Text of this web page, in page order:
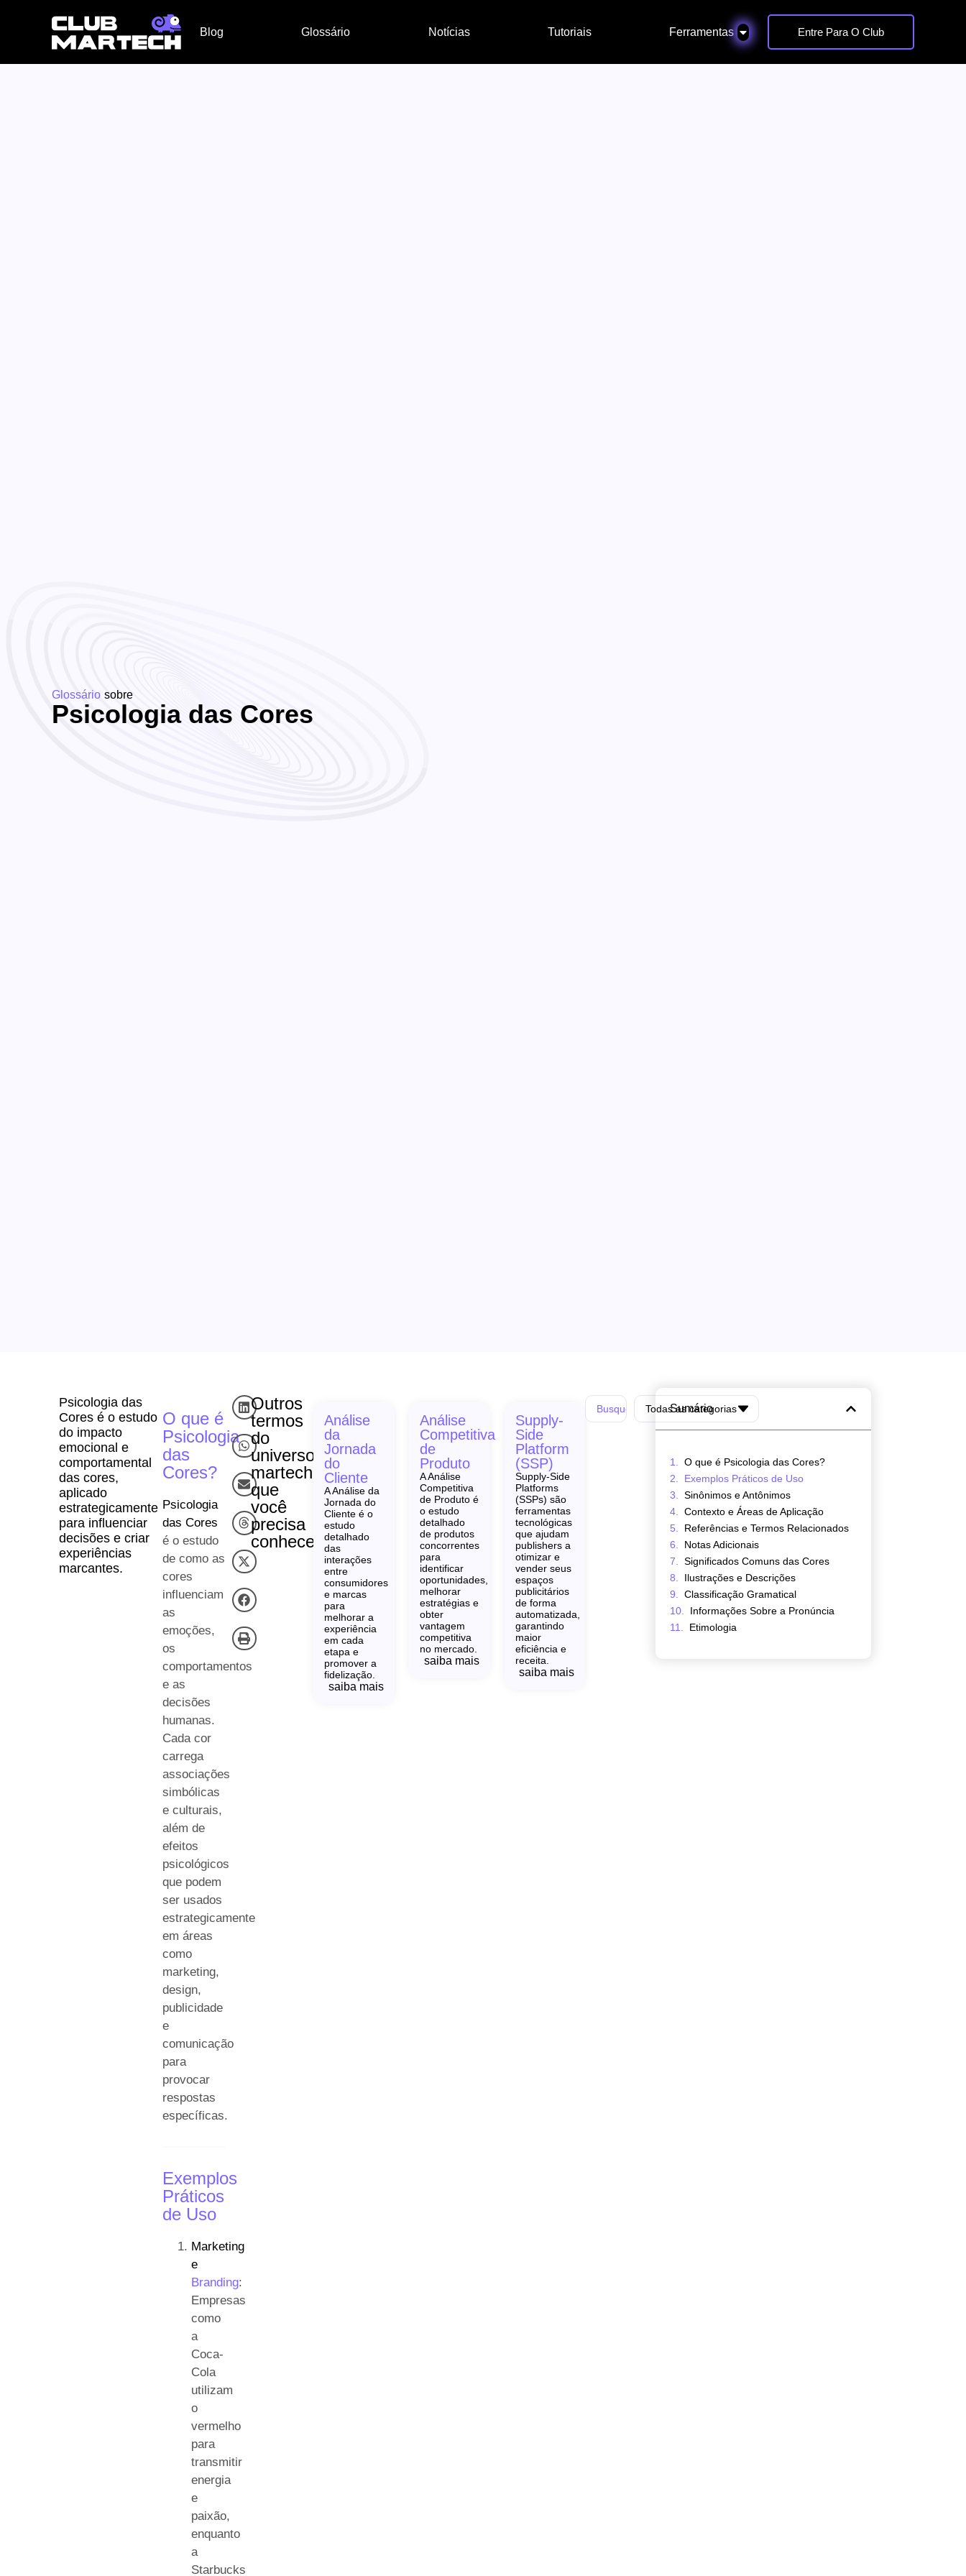
Blog Glossário Notícias Tutoriais Ferramentas Entre Para O Club
Glossário sobre
Psicologia das Cores
Psicologia das
Cores é o estudo
do impacto
emocional e
comportamental
das cores,
aplicado
estrategicamente
para influenciar
decisões e criar
experiências
marcantes.
O que é
Psicologia
das
Cores?
Psicologia
das Cores
é o estudo
de como as
cores
influenciam
as
emoções,
os
comportamentos
e as
decisões
humanas.
Cada cor
carrega
associações
simbólicas
e culturais,
além de
efeitos
psicológicos
que podem
ser usados
estrategicamente
em áreas
como
marketing,
design,
publicidade
e
comunicação
para
provocar
respostas
específicas.
Exemplos
Práticos
de Uso
Marketing
e
Branding:
Empresas
como
a
Coca-
Cola
utilizam
o
vermelho
para
transmitir
energia
e
paixão,
enquanto
a
Starbucks
Outros
termos
do
universo
martech
que
você
precisa
conhecer!
Análise
da
Jornada
do
Cliente
A Análise da
Jornada do
Cliente é o
estudo
detalhado
das
interações
entre
consumidores
e marcas
para
melhorar a
experiência
em cada
etapa e
promover a
fidelização.
saiba mais
Análise
Competitiva
de
Produto
A Análise
Competitiva
de Produto é
o estudo
detalhado
de produtos
concorrentes
para
identificar
oportunidades,
melhorar
estratégias e
obter
vantagem
competitiva
no mercado.
saiba mais
Supply-
Side
Platform
(SSP)
Supply-Side
Platforms
(SSPs) são
ferramentas
tecnológicas
que ajudam
publishers a
otimizar e
vender seus
espaços
publicitários
de forma
automatizada,
garantindo
maior
eficiência e
receita.
saiba mais
Todas as categorias
Sumário
O que é Psicologia das Cores?
Exemplos Práticos de Uso
Sinônimos e Antônimos
Contexto e Áreas de Aplicação
Referências e Termos Relacionados
Notas Adicionais
Significados Comuns das Cores
Ilustrações e Descrições
Classificação Gramatical
Informações Sobre a Pronúncia
Etimologia